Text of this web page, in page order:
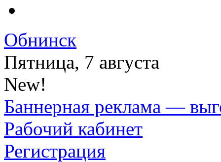
Обнинск
Пятница, 7 августа
New!
Баннерная реклама —
Рабочий кабинет
Регистрация